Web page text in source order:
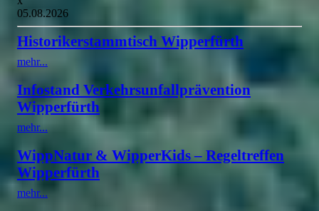
05.08.2026
Historikerstammtisch Wipperfürth
mehr...
Infostand Verkehrsunfallprävention
Wipperfürth
mehr...
WippNatur & WipperKids – Regeltreffen
Wipperfürth
mehr...